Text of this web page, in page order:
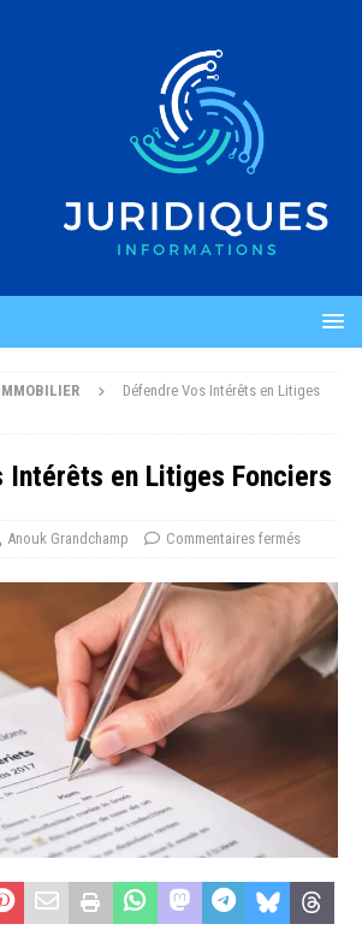
Défendre Vos Intérêts en Litiges
Intérêts en Litiges Fonciers
Anouk Grandchamp Commentaires fermés